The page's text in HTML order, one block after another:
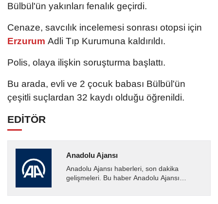
Bülbül'ün yakınları fenalık geçirdi.
Cenaze, savcılık incelemesi sonrası otopsi için
Erzurum Adli Tıp Kurumuna kaldırıldı.
Polis, olaya ilişkin soruşturma başlattı.
Bu arada, evli ve 2 çocuk babası Bülbül'ün
çeşitli suçlardan 32 kaydı olduğu öğrenildi.
EDİTÖR
Anadolu Ajansı
Anadolu Ajansı haberleri, son dakika
gelişmeleri. Bu haber Anadolu Ajansı
tarafından geçilen tüm...